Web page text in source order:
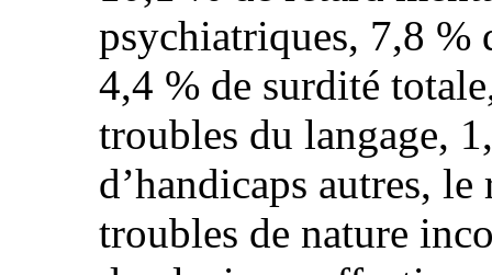
psychiatriques, 7,8 %
4,4 % de surdité
troubles du langage,
d’handicaps autres,
troubles de nature